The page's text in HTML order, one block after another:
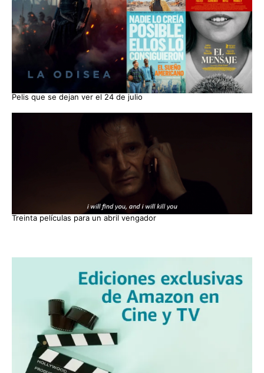
Pelis que se dejan ver el 24 de julio
Treinta películas para un abril vengador